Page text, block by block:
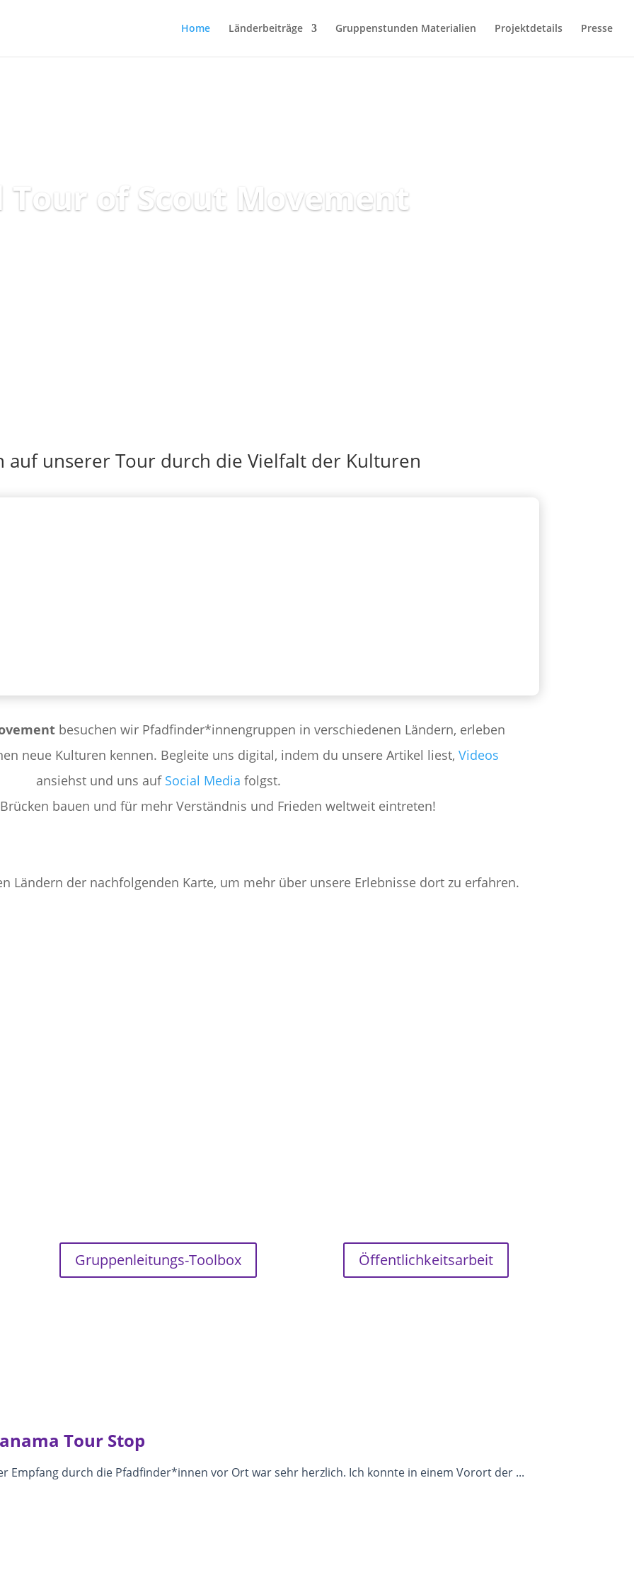
Home Länderbeiträge Gruppenstunden Materialien Projektdetails Presse
Tour of Scout Movement
auf unserer Tour durch die Vielfalt der Kulturen
besuchen wir Pfadfinder*innengruppen in verschiedenen Ländern, erleben
neue Kulturen kennen. Begleite uns digital, indem du unsere Artikel liest, Videos
ansiehst und uns auf Social Media folgst.
bauen und für mehr Verständnis und Frieden weltweit eintreten!
Ländern der nachfolgenden Karte, um mehr über unsere Erlebnisse dort zu erfahren.
Gruppenleitungs-Toolbox Öffentlichkeitsarbeit
Tour Stop
Empfang durch die Pfadfinder*innen vor Ort war sehr herzlich. Ich konnte in einem Vorort der ...